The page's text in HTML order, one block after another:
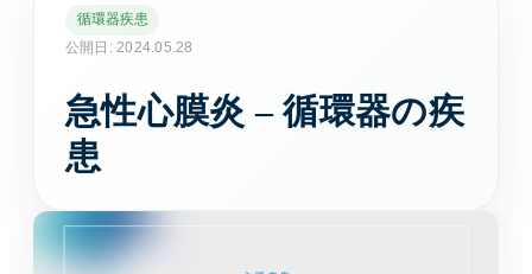
消化器内科
胃痛や腹痛、逆流性食道炎など消化器症状に対応し
ます。
循環器内科
高血圧や不整脈、動悸など循環器症状を診療しま
循環器疾患
公開日: 2024.05.28
急性心膜炎 – 循環器の疾
患